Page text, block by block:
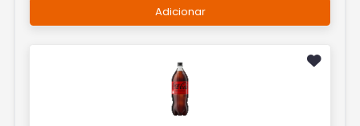
Adicionar